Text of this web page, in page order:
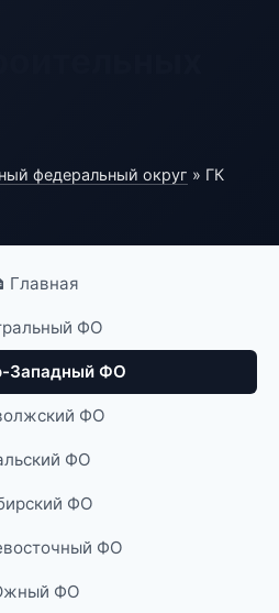
федеральный округ » ГК
Главная
ФО
Западный ФО
ФО
ФО
ФО
ФО
ФО